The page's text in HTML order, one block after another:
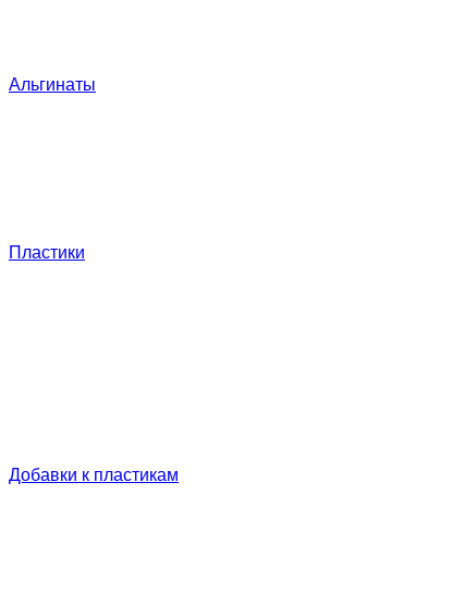
Альгинаты
Пластики
Добавки к пластикам